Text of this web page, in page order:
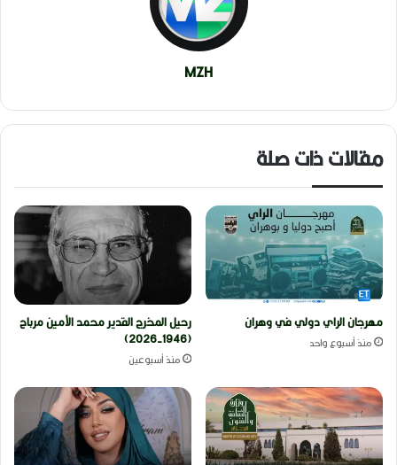
MZH
مقالات ذات صلة
مهرجان الراي دولي في وهران
منذ أسبوع واحد
رحيل المخرج القدير محمد الأمين مرباح
(1946-2026)
منذ أسبوعين